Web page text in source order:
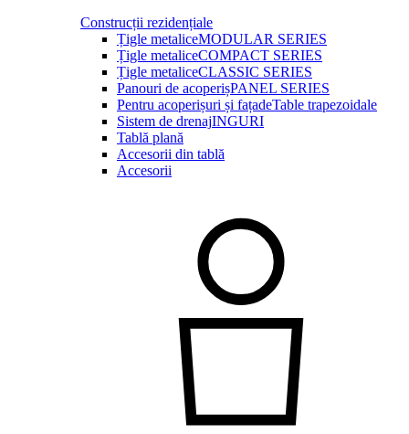
Construcții rezidențiale
Țigle metaliceMODULAR SERIES
Țigle metaliceCOMPACT SERIES
Țigle metaliceCLASSIC SERIES
Panouri de acoperișPANEL SERIES
Pentru acoperișuri și fațadeTable trapezoidale
Sistem de drenajINGURI
Tablă plană
Accesorii din tablă
Accesorii